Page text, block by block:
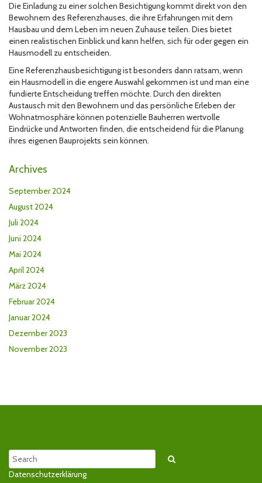
Die Einladung zu einer solchen Besichtigung kommt direkt von den
Bewohnern des Referenzhauses, die ihre Erfahrungen mit dem
Hausbau und dem Leben im neuen Zuhause teilen. Dies bietet
einen realistischen Einblick und kann helfen, sich für oder gegen ein
Hausmodell zu entscheiden.
Eine Referenzhausbesichtigung ist besonders dann ratsam, wenn
ein Hausmodell in die engere Auswahl gekommen ist und man eine
fundierte Entscheidung treffen möchte. Durch den direkten
Austausch mit den Bewohnern und das persönliche Erleben der
Wohnatmosphäre können potenzielle Bauherren wertvolle
Eindrücke und Antworten finden, die entscheidend für die Planung
ihres eigenen Bauprojekts sein können.
Archives
September 2024
August 2024
Juli 2024
Juni 2024
Mai 2024
April 2024
März 2024
Februar 2024
Januar 2024
Dezember 2023
November 2023
Search
Datenschutzerklärung